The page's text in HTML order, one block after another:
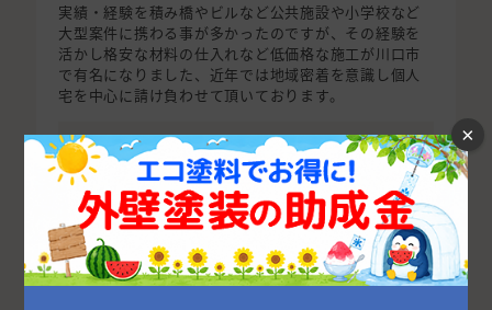
実績・経験を積み橋やビルなど公共施設や小学校など
大型案件に携わる事が多かったのですが、その経験を
活かし格安な材料の仕入れなど低価格な施工が川口市
で有名になりました、近年では地域密着を意識し個人
宅を中心に請け負わせて頂いております。
所在地
〒332-0001 埼玉県川口市朝日2-
27-2
事業内容
外装全般・リフォーム全般・太陽
光・オール電化
×